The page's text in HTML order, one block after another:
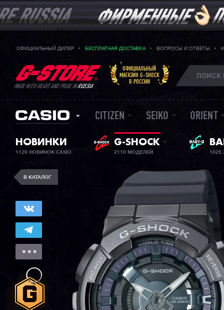
ОФИЦИАЛЬНЫЙ ДИЛЕР БЕСПЛАТНАЯ ДОСТАВКА ВОПРОСЫ И ОТВЕТЫ
MADE WITH HEART AND PRIDE INRUSSIA
ОФИЦИАЛЬНЫЙ
МАГАЗИН G-SHOCK
В РОССИИ
CITIZEN SEIKO ORIENT
НОВИНКИ
1129 НОВИНОК CASIO
G-SHOCK
2110 МОДЕЛЕЙ
В КАТАЛОГ